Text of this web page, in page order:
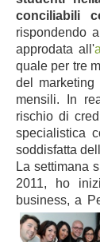
conciliabili
rispondendo
approdata all'
quale per tre
del
mensili. In
rischio di
specialistica
soddisfatta
La settimana
2011, ho
business, a